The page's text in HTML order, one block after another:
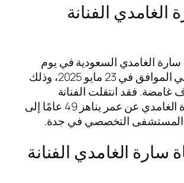
الغامدي الفنانة
سارة الغامدي السعودية في يوم
الجمعة الماضي الموافق في 23 مايو 2025، وذلك
فقد انتقلت الفنانة
المعتزلة سارة الغامدي عن عمر يناهز 49 عامًا إلى
المستشفى التخصصي في جدة.
سارة الغامدي الفنانة